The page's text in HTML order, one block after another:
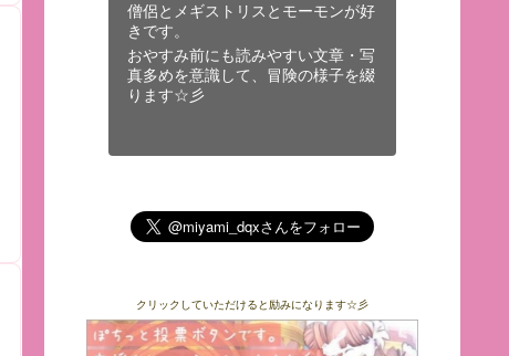
僧侶とメギストリスとモーモンが好
きです。
おやすみ前にも読みやすい文章・写
真多めを意識して、冒険の様子を綴
ります☆彡
クリックしていただけると励みになります☆彡